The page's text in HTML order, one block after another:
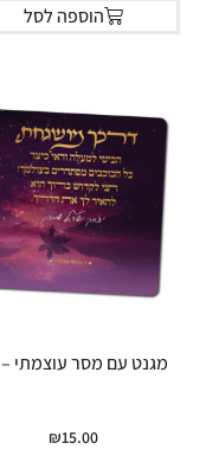
הוספה לסל
מגנט עם מסר עוצמתי – 43
₪15.00